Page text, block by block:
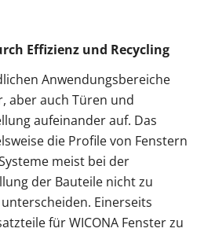
Effizienz und Recycling
Anwendungsbereiche
aber auch Türen und
aufeinander auf. Das
die Profile von Fenstern
meist bei der
der Bauteile nicht zu
Einerseits
für WICONA Fenster zu